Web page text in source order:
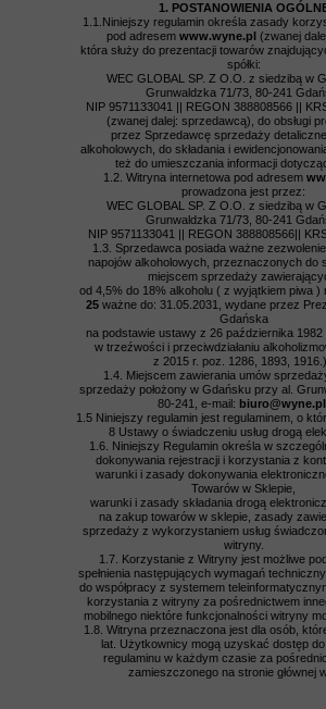
1. POSTANOWIENIA
1.1.Niniejszy regulamin określa zasady
pod adresem www.wyne.pl (zwanej
która służy do prezentacji towarów
spółki:
WEC GLOBAL SP. Z O.O. z siedzibą w
Grunwaldzka 71/73, 80-241
NIP 9571133041 || REGON 388808566 ||
(zwanej dalej: sprzedawcą), do obsługi
przez Sprzedawcę sprzedaży
alkoholowych, do składania i
też do umieszczania informacji
1.2. Witryna internetowa pod adresem
prowadzona jest przez:
WEC GLOBAL SP. Z O.O. z siedzibą w
Grunwaldzka 71/73, 80-241
NIP 9571133041 || REGON 388808566||
1.3. Sprzedawca posiada ważne
napojów alkoholowych, przeznaczonych do
miejscem sprzedaży
od 4,5% do 18% alkoholu ( z wyjątkiem piwa )
25ważne do: 31.05.2031, wydane przez
Gdańska
na podstawie ustawy z 26 października
w trzeźwości i przeciwdziałaniu
z 2015 r. poz. 1286, 1893, 1916.).
1.4. Miejscem zawierania umów
sprzedaży położony w Gdańsku przy al.
80-241, e-mail: biuro@wyne.pl
1.5 Niniejszy regulamin jest regulaminem, o
8 Ustawy o świadczeniu usług drogą
1.6. Niniejszy Regulamin określa w
dokonywania rejestracji i korzystania z
warunki i zasady dokonywania
Towarów w Sklepie,
warunki i zasady składania drogą
na zakup towarów w sklepie, zasady
sprzedaży z wykorzystaniem usług
witryny.
1.7. Korzystanie z Witryny jest możliwe
spełnienia następujących wymagań
do współpracy z systemem
korzystania z witryny za pośrednictwem
mobilnego niektóre funkcjonalności witryny
1.8. Witryna przeznaczona jest dla osób,
lat. Użytkownicy mogą uzyskać dostęp
regulaminu w każdym czasie za
zamieszczonego na stronie głównej